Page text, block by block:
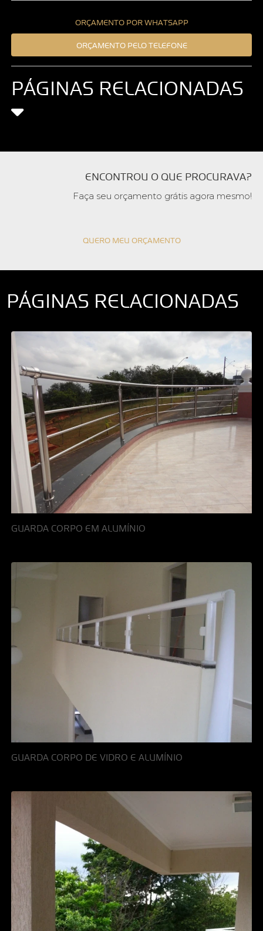
ORÇAMENTO POR WHATSAPP
ORÇAMENTO PELO TELEFONE
PÁGINAS RELACIONADAS
ENCONTROU O QUE PROCURAVA?
Faça seu orçamento grátis agora mesmo!
QUERO MEU ORÇAMENTO
PÁGINAS RELACIONADAS
GUARDA CORPO EM ALUMÍNIO
GUARDA CORPO DE VIDRO E ALUMÍNIO